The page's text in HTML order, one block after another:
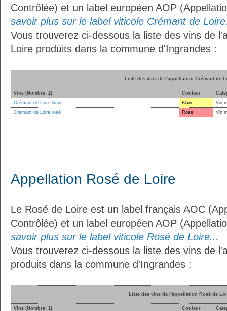
Contrôlée) et un label européen AOP
savoir plus sur le label viticole Crémant de
Vous trouverez ci-dessous la liste des vins de
Loire produits dans la commune d'Ingrandes :
Liste des vins de l'appellation Crémant de
Vins (Nombre: 2) Couleur
Crémant de Loire blanc
Blanc
Vin
Crémant de Loire rosé
Rosé Vin
Appellation Rosé de Loire
Le Rosé de Loire est un label français AOC
Contrôlée) et un label européen AOP
savoir plus sur le label viticole Rosé de Loire...
Vous trouverez ci-dessous la liste des vins de
produits dans la commune d'Ingrandes :
Liste des vins de l'appellation Rosé de
Vins (Nombre: 1) Couleur